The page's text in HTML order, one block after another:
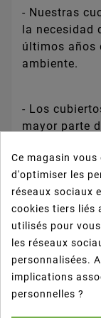
- Nuestras
la necesidad
últimos años
ambiente.
- Los
mayor parte
- Producto
su acabado.
-
proceso de
elemento
Ce magasin
d'optimiser les
réseaux sociaux
cookies tiers liés
utilisés pour
les réseaux
personnalisées.
implications
personnelles ?